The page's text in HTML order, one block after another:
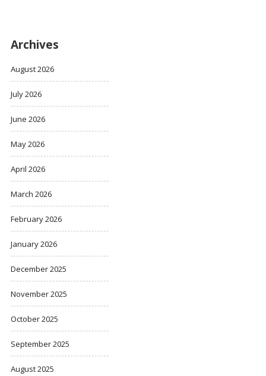
Archives
August 2026
July 2026
June 2026
May 2026
April 2026
March 2026
February 2026
January 2026
December 2025
November 2025
October 2025
September 2025
August 2025